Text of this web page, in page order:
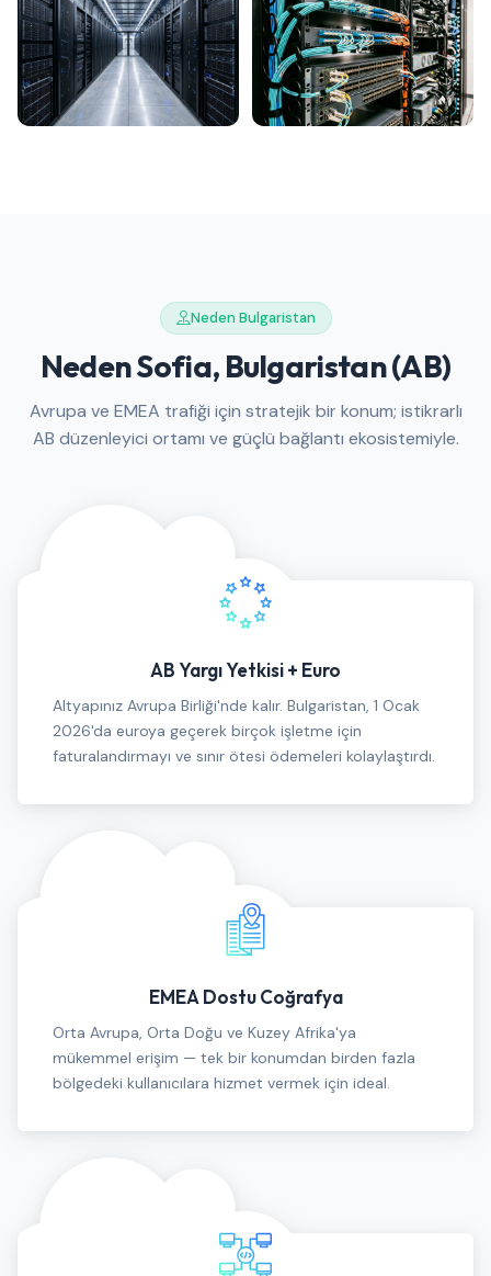
Neden Bulgaristan
Neden Sofia, Bulgaristan (AB)
Avrupa ve EMEA trafiği için stratejik bir konum; istikrarlı
AB düzenleyici ortamı ve güçlü bağlantı ekosistemiyle.
AB Yargı Yetkisi + Euro
Altyapınız Avrupa Birliği'nde kalır. Bulgaristan, 1 Ocak
2026'da euroya geçerek birçok işletme için
faturalandırmayı ve sınır ötesi ödemeleri kolaylaştırdı.
EMEA Dostu Coğrafya
Orta Avrupa, Orta Doğu ve Kuzey Afrika'ya
mükemmel erişim — tek bir konumdan birden fazla
bölgedeki kullanıcılara hizmet vermek için ideal.